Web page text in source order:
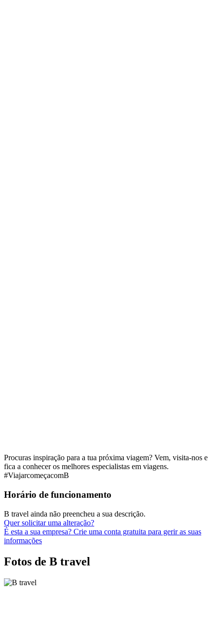
Procuras inspiração para a tua próxima viagem? Vem, visita-nos e
fica a conhecer os melhores especialistas em viagens.
#ViajarcomeçacomB
Horário de funcionamento
B travel ainda não preencheu a sua descrição.
Quer solicitar uma alteração?
É esta a sua empresa? Crie uma conta gratuita para gerir as suas
informações
Fotos de B travel